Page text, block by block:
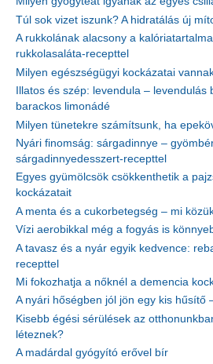
Túl sok vizet iszunk? A hidratálás új
A rukkolának alacsony a
rukkolasaláta-recepttel
Milyen egészségügyi kockázatai
Illatos és szép: levendula – levendulás
barackos limonádé
Milyen tünetekre számítsunk, ha
Nyári finomság: sárgadinnye –
sárgadinnyedesszert-recepttel
Egyes gyümölcsök csökkenthetik a
kockázatait
A menta és a cukorbetegség – mi
Vízi aerobikkal még a fogyás is
A tavasz és a nyár egyik kedvence:
recepttel
Mi fokozhatja a nőknél a demencia
A nyári hőségben jól jön egy kis hűsítő
Kisebb égési sérülések az
léteznek?
A madárdal gyógyító erővel bír